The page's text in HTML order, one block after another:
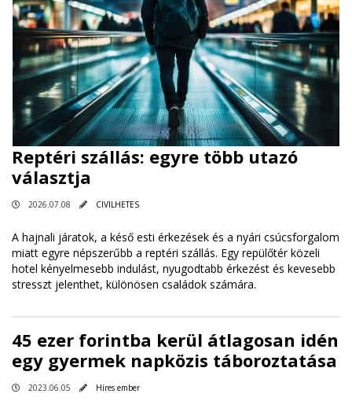
Reptéri szállás: egyre több utazó
választja
2026.07.08 CIVILHETES
A hajnali járatok, a késő esti érkezések és a nyári csúcsforgalom
miatt egyre népszerűbb a reptéri szállás. Egy repülőtér közeli
hotel kényelmesebb indulást, nyugodtabb érkezést és kevesebb
stresszt jelenthet, különösen családok számára.
45 ezer forintba kerül átlagosan idén
egy gyermek napközis táboroztatása
2023.06.05 Híres ember